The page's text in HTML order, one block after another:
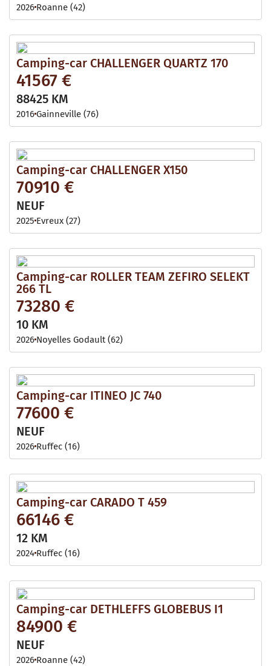
2026 Roanne (42)
Camping-car CHALLENGER QUARTZ 170
41567 €
88425 KM
2016Gainneville (76)
Camping-car CHALLENGER X150
70910 €
NEUF
2025 Evreux (27)
Camping-car ROLLER TEAM ZEFIRO SELEKT
266 TL
73280 €
10 KM
2026 Noyelles Godault (62)
Camping-car ITINEO JC 740
77600 €
NEUF
2026 Ruffec (16)
Camping-car CARADO T 459
66146 €
12 KM
2024 Ruffec (16)
Camping-car DETHLEFFS GLOBEBUS I1
84900 €
NEUF
2026 Roanne (42)